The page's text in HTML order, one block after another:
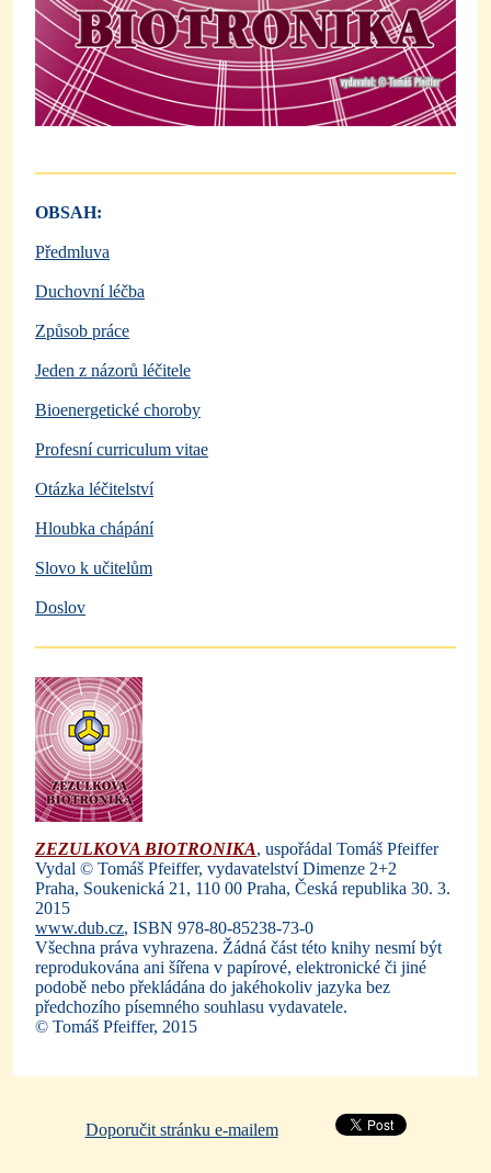
OBSAH:
Předmluva
Duchovní léčba
Způsob práce
Jeden z názorů léčitele
Bioenergetické choroby
Profesní curriculum vitae
Otázka léčitelství
Hloubka chápání
Slovo k učitelům
Doslov
ZEZULKOVA BIOTRONIKA, uspořádal Tomáš Pfeiffer
Vydal © Tomáš Pfeiffer, vydavatelství Dimenze 2+2
Praha, Soukenická 21, 110 00 Praha, Česká republika 30. 3.
2015
www.dub.cz, ISBN 978-80-85238-73-0
Všechna práva vyhrazena. Žádná část této knihy nesmí být
reprodukována ani šířena v papírové, elektronické či jiné
podobě nebo překládána do jakéhokoliv jazyka bez
předchozího písemného souhlasu vydavatele.
© Tomáš Pfeiffer, 2015
Doporučit stránku e-mailem